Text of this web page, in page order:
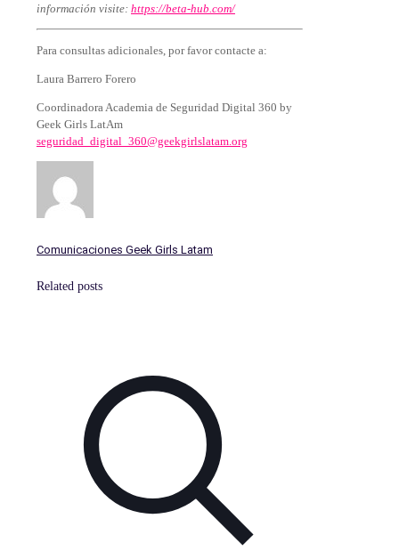
información visite: https://beta-hub.com/
Para consultas adicionales, por favor contacte a:
Laura Barrero Forero
Coordinadora Academia de Seguridad Digital 360 by
Geek Girls LatAm
seguridad_digital_360@geekgirlslatam.org
Comunicaciones Geek Girls Latam
Related posts